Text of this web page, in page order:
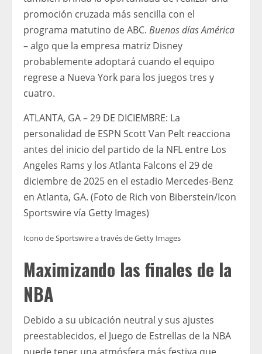
promoción cruzada más sencilla con el
programa matutino de ABC. Buenos días América
– algo que la empresa matriz Disney
probablemente adoptará cuando el equipo
regrese a Nueva York para los juegos tres y
cuatro.
ATLANTA, GA – 29 DE DICIEMBRE: La
personalidad de ESPN Scott Van Pelt reacciona
antes del inicio del partido de la NFL entre Los
Angeles Rams y los Atlanta Falcons el 29 de
diciembre de 2025 en el estadio Mercedes-Benz
en Atlanta, GA. (Foto de Rich von Biberstein/Icon
Sportswire vía Getty Images)
Icono de Sportswire a través de Getty Images
Maximizando las finales de la
NBA
Debido a su ubicación neutral y sus ajustes
preestablecidos, el Juego de Estrellas de la NBA